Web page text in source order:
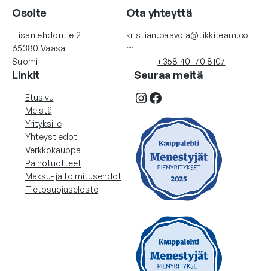
Osoite
Liisanlehdontie 2
65380 Vaasa
Suomi
Ota yhteyttä
kristian.paavola@tikkiteam.co
m
+358 40 170 8107
Linkit
Etusivu
Meistä
Yrityksille
Yhteystiedot
Verkkokauppa
Painotuotteet
Maksu- ja toimitusehdot
Tietosuojaseloste
Seuraa meitä
InstagramFacebook